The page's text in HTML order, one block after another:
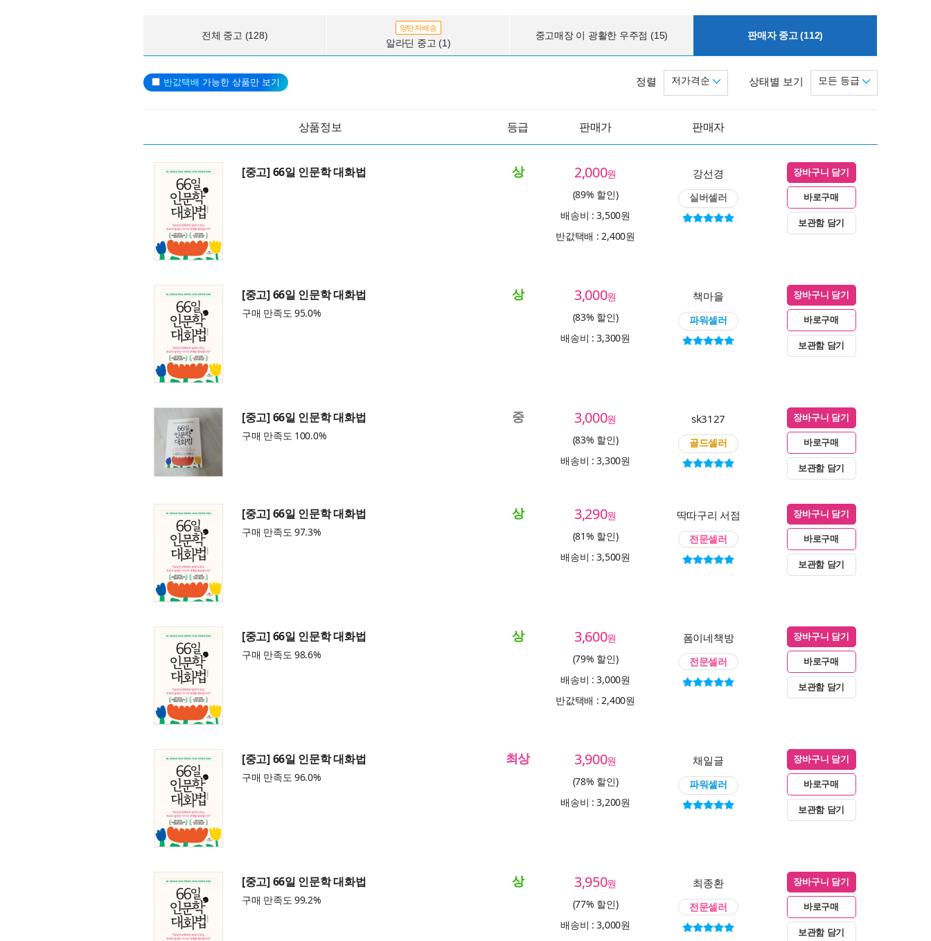
전체 중고 (128)
양탄자배송
알라딘 중고 (1)
중고매장 이 광활한 우주점 (15) 판매자 중고 (112)
반값택배 가능한 상품만 보기 상태별 보기 모든 등급
정렬 저가격순
상품정보 등급 판매가 판매자
[중고] 66일 인문학 대화법 상 2,000원
(89% 할인)
배송비 : 3,500원
반값택배 : 2,400원
강선경
실버셀러
장바구니 담기
바로구매
보관함 담기
[중고] 66일 인문학 대화법
구매 만족도 95.0%
상 3,000원
(83% 할인)
배송비 : 3,300원
책마을
파워셀러
장바구니 담기
바로구매
보관함 담기
[중고] 66일 인문학 대화법
구매 만족도 100.0%
중 3,000원
(83% 할인)
배송비 : 3,300원
sk3127
골드셀러
장바구니 담기
바로구매
보관함 담기
[중고] 66일 인문학 대화법
구매 만족도 97.3%
상 3,290원
(81% 할인)
배송비 : 3,500원
딱따구리 서점
전문셀러
장바구니 담기
바로구매
보관함 담기
[중고] 66일 인문학 대화법
구매 만족도 98.6%
상 3,600원
(79% 할인)
배송비 : 3,000원
반값택배 : 2,400원
폼이네책방
전문셀러
장바구니 담기
바로구매
보관함 담기
[중고] 66일 인문학 대화법
구매 만족도 96.0%
최상 3,900원
(78% 할인)
배송비 : 3,200원
채일글
파워셀러
장바구니 담기
바로구매
보관함 담기
[중고] 66일 인문학 대화법
구매 만족도 99.2%
상 3,950원
(77% 할인)
배송비 : 3,000원
최종환
전문셀러
장바구니 담기
바로구매
보관함 담기